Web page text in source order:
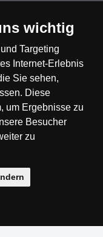
Deutschland
België
wichtig
Targeting
Internet-Erlebnis
Sie sehen,
Diese
um Ergebnisse zu
Besucher
zu